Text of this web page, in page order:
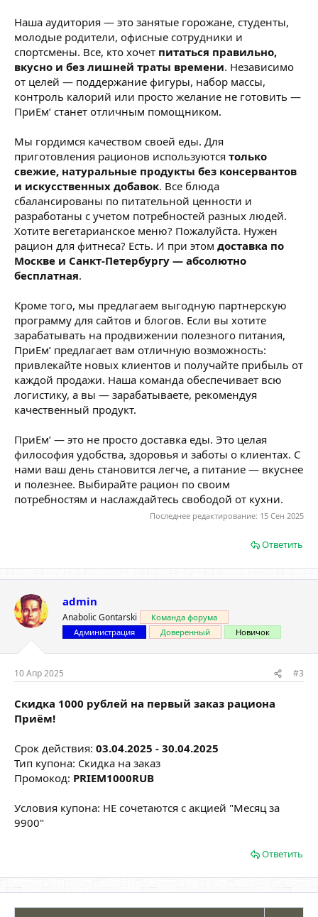
Наша аудитория — это занятые горожане, студенты,
молодые родители, офисные сотрудники и
спортсмены. Все, кто хочет питаться правильно,
вкусно и без лишней траты времени. Независимо
от целей — поддержание фигуры, набор массы,
контроль калорий или просто желание не готовить —
ПриЕм’ станет отличным помощником.
Мы гордимся качеством своей еды. Для
приготовления рационов используются только
свежие, натуральные продукты без консервантов
и искусственных добавок. Все блюда
сбалансированы по питательной ценности и
разработаны с учетом потребностей разных людей.
Хотите вегетарианское меню? Пожалуйста. Нужен
рацион для фитнеса? Есть. И при этом доставка по
Москве и Санкт-Петербургу — абсолютно
бесплатная.
Кроме того, мы предлагаем выгодную партнерскую
программу для сайтов и блогов. Если вы хотите
зарабатывать на продвижении полезного питания,
ПриЕм’ предлагает вам отличную возможность:
привлекайте новых клиентов и получайте прибыль от
каждой продажи. Наша команда обеспечивает всю
логистику, а вы — зарабатываете, рекомендуя
качественный продукт.
ПриЕм’ — это не просто доставка еды. Это целая
философия удобства, здоровья и заботы о клиентах. С
нами ваш день становится легче, а питание — вкуснее
и полезнее. Выбирайте рацион по своим
потребностям и наслаждайтесь свободой от кухни.
Последнее редактирование: 15 Сен 2025
Ответить
admin
Anabolic Gontarski
Команда форума
Администрация
Доверенный Новичок
10 Апр 2025 #3
Скидка 1000 рублей на первый заказ рациона
Приём!
Срок действия: 03.04.2025 - 30.04.2025
Тип купона: Скидка на заказ
Промокод: PRIEM1000RUB
Условия купона: НЕ сочетаются с акцией "Месяц за
9900"
Ответить